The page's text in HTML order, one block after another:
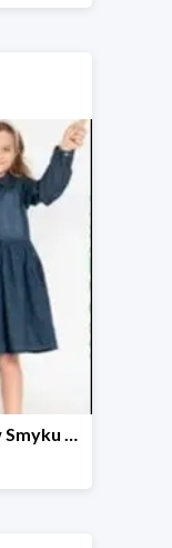
Wiosenna wyprzedaż w Smyku do -50%